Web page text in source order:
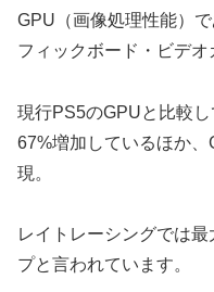
GPU（画像処理性能）
フィックボード・ビデオ
現行PS5のGPUと比較
67%増加しているほか
現。
レイトレーシングでは
プと言われています。